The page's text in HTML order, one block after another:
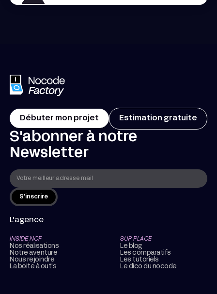
Débuter mon projet Estimation gratuite
S'abonner à notre
Newsletter
L'agence
INSIDE NCF
Nos réalisations
Notre aventure
Nous rejoindre
La boite à out's
SUR PLACE
Le blog
Les comparatifs
Les tutoriels
Le dico du nocode